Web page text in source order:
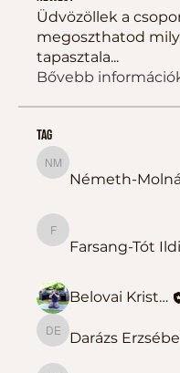
Üdvözöllek a
megoszthatod
tapasztala...
Bővebb
tag
Németh-Molnár
Németh-
Farsang-Tót Ildikó
Farsang-Tót
Belovai Kristóf Sportedző
Darázs Erzsébet
Darázs